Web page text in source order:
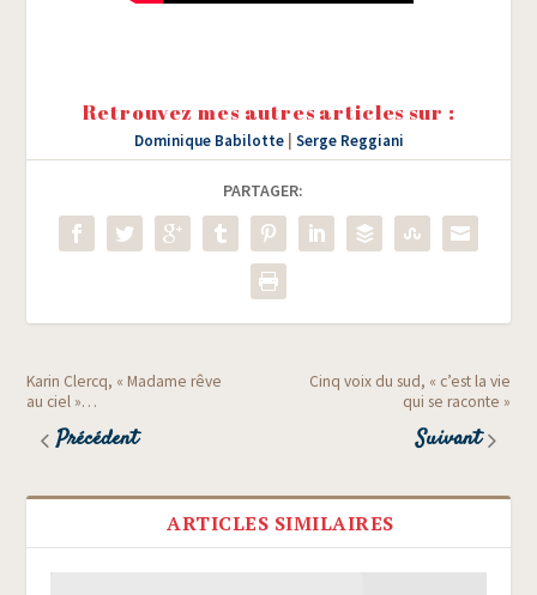
Retrouvez mes autres articles sur :
Dominique Babilotte| Serge Reggiani
PARTAGER:
Karin Clercq, « Madame rêve
au ciel »…
Précédent
Cinq voix du sud, « c’est la vie
qui se raconte »
Suivant
ARTICLES SIMILAIRES